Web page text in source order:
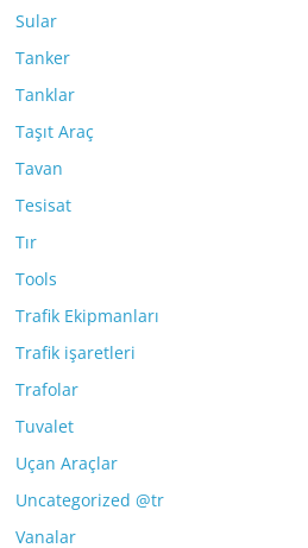
Sular
Tanker
Tanklar
Taşıt Araç
Tavan
Tesisat
Tır
Tools
Trafik Ekipmanları
Trafik işaretleri
Trafolar
Tuvalet
Uçan Araçlar
Uncategorized @tr
Vanalar